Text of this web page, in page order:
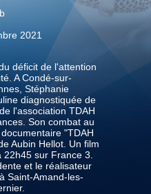
2021
déficit de l'attention
A Condé-sur-
Stéphanie
diagnostiquée de
l'association TDAH
Son combat au
"TDAH
Aubin Hellot. Un film
sur France 3.
et le réalisateur
Saint-Amand-les-